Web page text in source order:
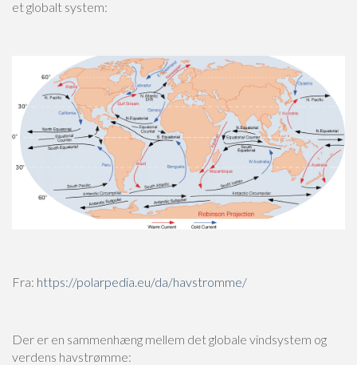
et globalt system:
Fra: https://polarpedia.eu/da/havstromme/
Der er en sammenhæng mellem det globale vindsystem og
verdens havstrømme: